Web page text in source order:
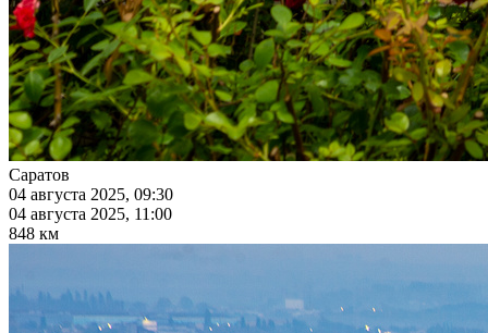
Саратов
04 августа 2025, 09:30
04 августа 2025, 11:00
848 км